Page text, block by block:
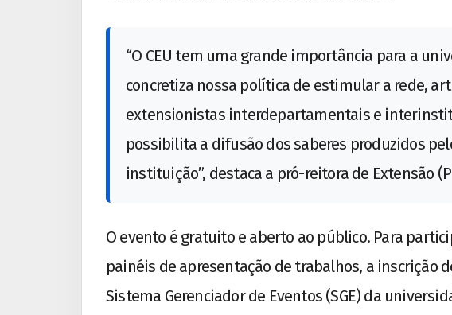
“O CEU tem uma grande importância para a
concretiza nossa política de estimular a rede,
extensionistas interdepartamentais e
possibilita a difusão dos saberes produzidos
instituição”, destaca a pró-reitora de Extensão
O evento é gratuito e aberto ao público. Para
painéis de apresentação de trabalhos, a inscrição
Sistema Gerenciador de Eventos (SGE) da